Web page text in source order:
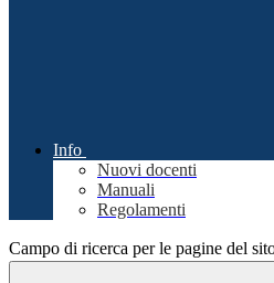
Info
Nuovi docenti
Manuali
Regolamenti
Campo di ricerca per le pagine del